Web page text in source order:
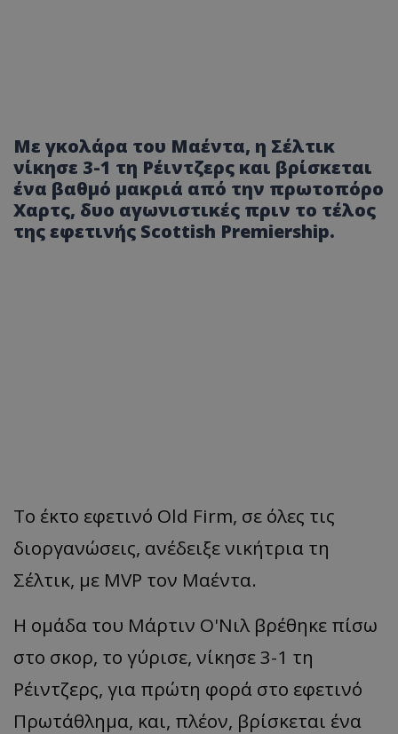
Με γκολάρα του Μαέντα, η Σέλτικ
νίκησε 3-1 τη Ρέιντζερς και βρίσκεται
ένα βαθμό μακριά από την πρωτοπόρο
Χαρτς, δυο αγωνιστικές πριν το τέλος
της εφετινής Scottish Premiership.
Το έκτο εφετινό Old Firm, σε όλες τις
διοργανώσεις, ανέδειξε νικήτρια τη
Σέλτικ, με MVP τον Μαέντα.
Η ομάδα του Μάρτιν Ο'Νιλ βρέθηκε πίσω
στο σκορ, το γύρισε, νίκησε 3-1 τη
Ρέιντζερς, για πρώτη φορά στο εφετινό
Πρωτάθλημα, και, πλέον, βρίσκεται ένα